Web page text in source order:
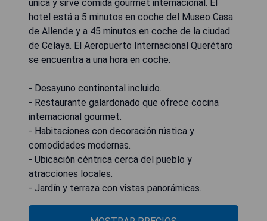
única y sirve comida gourmet internacional. El
hotel está a 5 minutos en coche del Museo Casa
de Allende y a 45 minutos en coche de la ciudad
de Celaya. El Aeropuerto Internacional Querétaro
se encuentra a una hora en coche.
- Desayuno continental incluido.
- Restaurante galardonado que ofrece cocina
internacional gourmet.
- Habitaciones con decoración rústica y
comodidades modernas.
- Ubicación céntrica cerca del pueblo y
atracciones locales.
- Jardín y terraza con vistas panorámicas.